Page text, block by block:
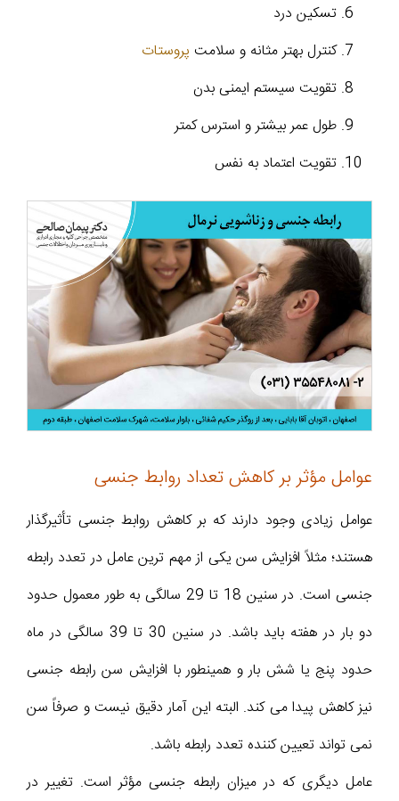
تسکین درد
کنترل بهتر مثانه و سلامت پروستات
تقویت سیستم ایمنی بدن
طول عمر بیشتر و استرس کمتر
تقویت اعتماد به نفس
عوامل مؤثر بر کاهش تعداد روابط جنسی
عوامل زیادی وجود دارند که بر کاهش روابط جنسی تأثیرگذار
هستند؛ مثلاً افزایش سن یکی از مهم ترین عامل در تعدد رابطه
جنسی است. در سنین 18 تا 29 سالگی به طور معمول حدود
دو بار در هفته باید باشد. در سنین 30 تا 39 سالگی در ماه
حدود پنج یا شش بار و همینطور با افزایش سن رابطه جنسی
نیز کاهش پیدا می کند. البته این آمار دقیق نیست و صرفاً سن
نمی تواند تعیین کننده تعدد رابطه باشد.
عامل دیگری که در میزان رابطه جنسی مؤثر است. تغییر در